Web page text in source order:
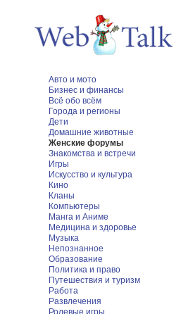
Авто и мото
Бизнес и финансы
Всё обо всём
Города и регионы
Дети
Домашние животные
Женские форумы
Знакомства и встречи
Игры
Искусство и культура
Кино
Кланы
Компьютеры
Манга и Аниме
Медицина и здоровье
Музыка
Непознанное
Образование
Политика и право
Путешествия и туризм
Работа
Развлечения
Ролевые игры